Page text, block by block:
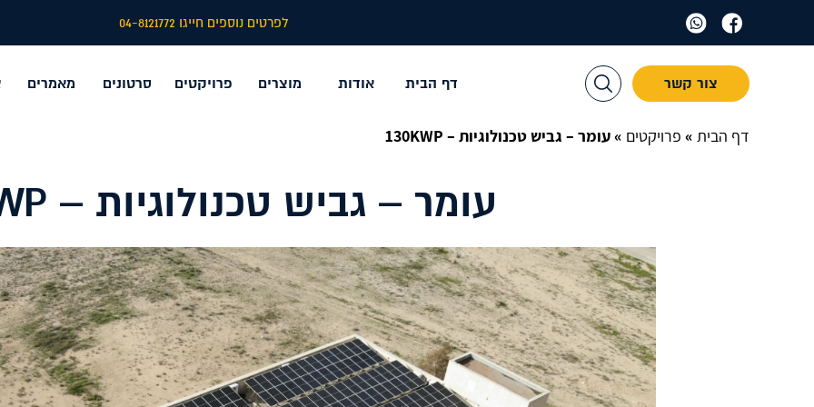
לפרטים נוספים חייגו 04-8121772
צור קשר דף הבית אודות מוצרים פרויקטים סרטונים מאמרים
דף הבית » פרויקטים »עומר – גביש טכנולוגיות – 130KWP
עומר – גביש טכנולוגיות – 130KWP